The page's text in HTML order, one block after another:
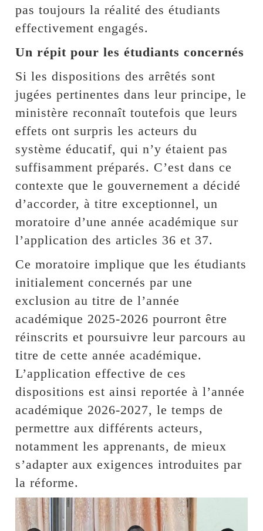
pas toujours la réalité des étudiants
effectivement engagés.
Un répit pour les étudiants concernés
Si les dispositions des arrêtés sont
jugées pertinentes dans leur principe, le
ministère reconnaît toutefois que leurs
effets ont surpris les acteurs du
système éducatif, qui n’y étaient pas
suffisamment préparés. C’est dans ce
contexte que le gouvernement a décidé
d’accorder, à titre exceptionnel, un
moratoire d’une année académique sur
l’application des articles 36 et 37.
Ce moratoire implique que les étudiants
initialement concernés par une
exclusion au titre de l’année
académique 2025-2026 pourront être
réinscrits et poursuivre leur parcours au
titre de cette année académique.
L’application effective de ces
dispositions est ainsi reportée à l’année
académique 2026-2027, le temps de
permettre aux différents acteurs,
notamment les apprenants, de mieux
s’adapter aux exigences introduites par
la réforme.